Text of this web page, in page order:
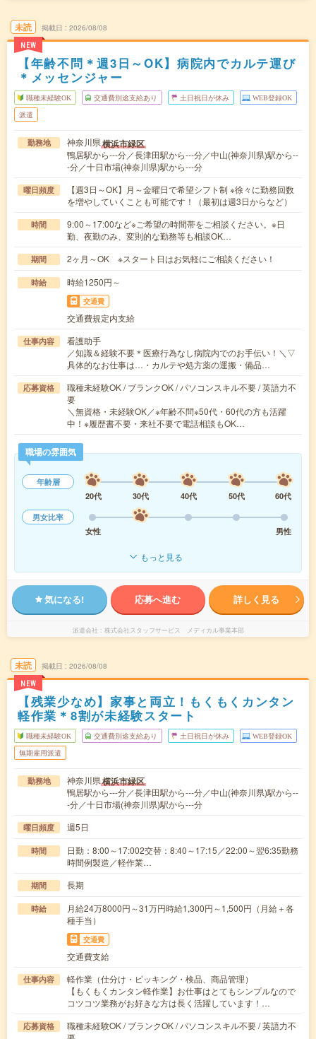
未読
NEW
掲載日 2026/08/08
【年齢不問＊週3日～OK】病院内でカルテ運び
＊メッセンジャー
職種未経験OK 交通費別途支給あり 土日祝日が休み WEB登録OK
派遣
勤務地 神奈川県横浜市緑区
鴨居駅から---分／長津田駅から---分／中山(神奈川県)駅から--
-分／十日市場(神奈川県)駅から---分
曜日頻度
【週3日～OK】月～金曜日で希望シフト制 ※徐々に勤務回数
を増やしていくことも可能です！（最初は週3日からなど）
時間
9:00～17:00など※ご希望の時間帯をご相談ください。※日
勤、夜勤のみ、変則的な勤務等も相談OK…
期間 2ヶ月～OK ※スタート日はお気軽にご相談ください！
時給 時給1250円～
交通費
交通費規定内支給
仕事内容
看護助手
／知識＆経験不要＊医療行為なし病院内でのお手伝い！＼▽
具体的なお仕事は…・カルテや処方薬の運搬・備品…
応募資格
職種未経験OK / ブランクOK / パソコンスキル不要 / 英語力不
要
＼無資格・未経験OK／※年齢不問※50代・60代の方も活躍
中！※履歴書不要・来社不要で電話相談もOK…
職場の雰囲気
年齢層
20代
30代 40代 50代
60代
男女比率
女性
男性
もっと見る
気になる! 応募へ進む 詳しく見る
派遣会社 株式会社スタッフサービス メディカル事業本部
未読
NEW
掲載日 2026/08/08
【残業少なめ】家事と両立！もくもくカンタン
軽作業＊8割が未経験スタート
職種未経験OK 交通費別途支給あり 土日祝日が休み WEB登録OK
無期雇用派遣
勤務地 神奈川県横浜市緑区
鴨居駅から---分／長津田駅から---分／中山(神奈川県)駅から--
-分／十日市場(神奈川県)駅から---分
曜日頻度 週5日
時間
日勤：8:00～17:002交替：8:40～17:15／22:00～翌6:35勤務
時間例製造／軽作業…
期間 長期
時給
月給24万8000円～31万円時給1,300円～1,500円（月給＋各
種手当）
交通費
交通費支給
仕事内容
軽作業（仕分け・ピッキング・検品、商品管理）
【もくもくカンタン軽作業】お仕事はとてもシンプルなので
コツコツ業務がお好きな方は長く活躍しています！…
応募資格
職種未経験OK / ブランクOK / パソコンスキル不要 / 英語力不